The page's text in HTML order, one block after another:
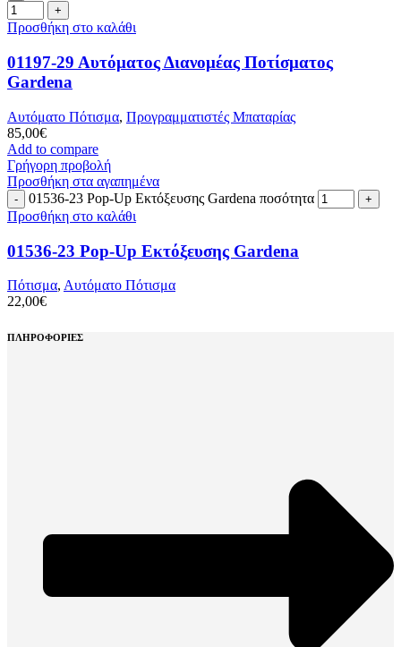
Προσθήκη στο καλάθι
01197-29 Αυτόματος Διανομέας Ποτίσματος
Gardena
Αυτόματο Πότισμα, Προγραμματιστές Μπαταρίας
85,00€
Add to compare
Γρήγορη προβολή
Προσθήκη στα αγαπημένα
01536-23 Pop-Up Εκτόξευσης Gardena ποσότητα
Προσθήκη στο καλάθι
01536-23 Pop-Up Εκτόξευσης Gardena
Πότισμα, Αυτόματο Πότισμα
22,00€
ΠΛΗΡΟΦΟΡΙΕΣ